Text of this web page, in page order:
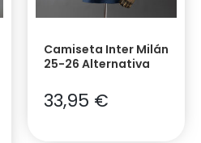
Camiseta Inter Milán
25-26 Alternativa
33,95 €